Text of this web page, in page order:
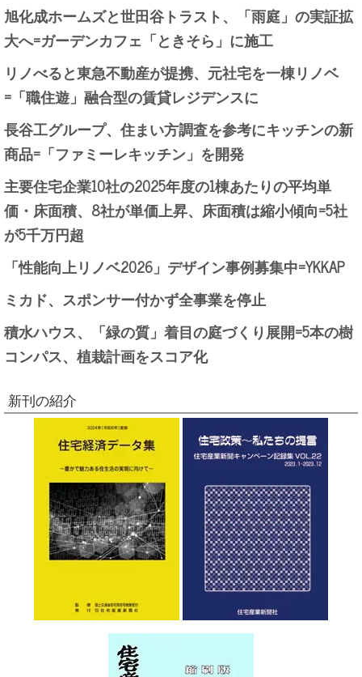
旭化成ホームズと世田谷トラスト、「雨庭」の実証拡
大へ=ガーデンカフェ「ときそら」に施工
リノべると東急不動産が提携、元社宅を一棟リノベ
=「職住遊」融合型の賃貸レジデンスに
長谷工グループ、住まい方調査を参考にキッチンの新
商品=「ファミーレキッチン」を開発
主要住宅企業10社の2025年度の1棟あたりの平均単
価・床面積、8社が単価上昇、床面積は縮小傾向=5社
が5千万円超
「性能向上リノベ2026」デザイン事例募集中=YKKAP
ミカド、スポンサー付かず全事業を停止
積水ハウス、「緑の質」着目の庭づくり展開=5本の樹
コンパス、植栽計画をスコア化
新刊の紹介